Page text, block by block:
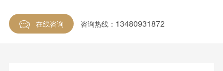
在线咨询 咨询热线： 13480931872